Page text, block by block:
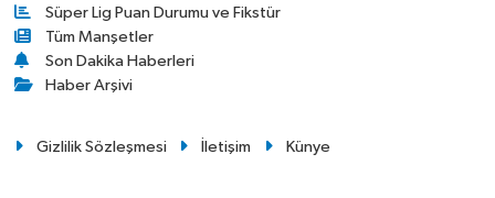
Süper Lig Puan Durumu ve Fikstür
Tüm Manşetler
Son Dakika Haberleri
Haber Arşivi
Gizlilik Sözleşmesi İletişim Künye